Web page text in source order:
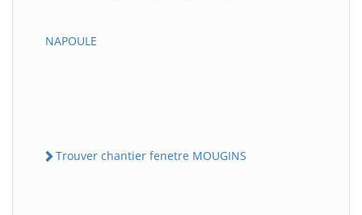
NAPOULE
Trouver chantier fenetre MOUGINS